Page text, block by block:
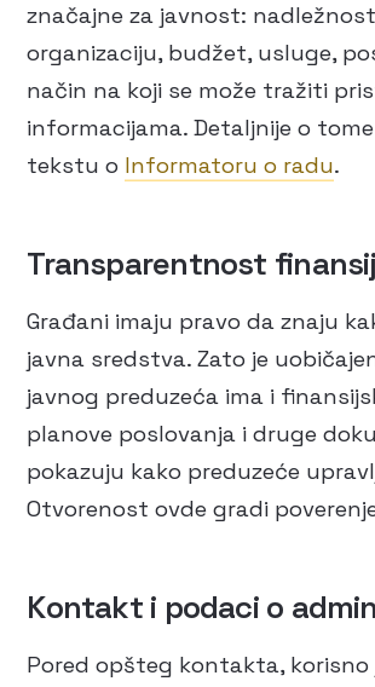
značajne za javnost:
organizaciju, budžet, usluge,
način na koji se može tražiti
informacijama. Detaljnije o
tekstu o Informatoru o radu.
Transparentnost
Građani imaju pravo da znaju
javna sredstva. Zato je
javnog preduzeća ima i
planove poslovanja i druge
pokazuju kako preduzeće
Otvorenost ovde gradi
Kontakt i podaci o
Pored opšteg kontakta, korisno